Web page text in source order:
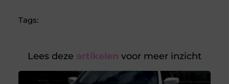
Tags:
Lees deze artikelen voor meer inzicht